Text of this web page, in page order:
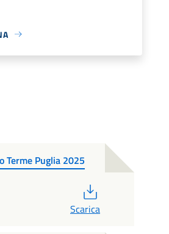
Terme Puglia 2025
Scarica